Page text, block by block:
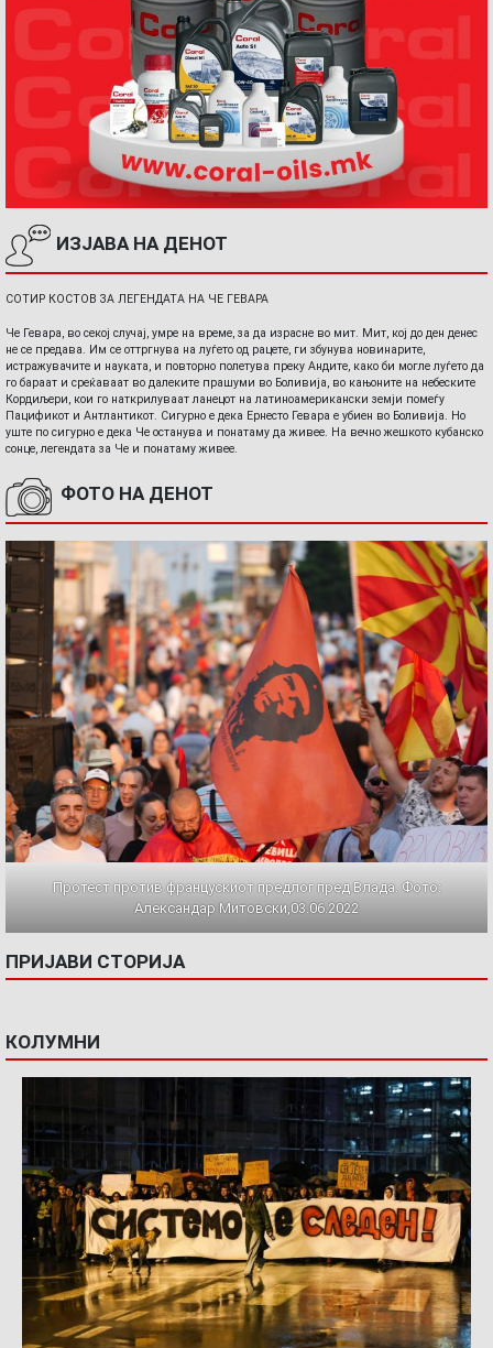
ИЗЈАВА НА ДЕНОТ
СОТИР КОСТОВ ЗА ЛЕГЕНДАТА НА ЧЕ ГЕВАРА
Че Гевара, во секој случај, умре на време, за да израсне во мит. Мит, кој до ден денес
не се предава. Им се оттргнува на луѓето од рацете, ги збунува новинарите,
истражувачите и науката, и повторно полетува преку Андите, како би могле луѓето да
го бараат и среќаваат во далеките прашуми во Боливија, во кањоните на небеските
Кордиљери, кои го наткрилуваат ланецот на латиноамерикански земји помеѓу
Пацификот и Антлантикот. Сигурно е дека Ернесто Гевара е убиен во Боливија. Но
уште по сигурно е дека Че останува и понатаму да живее. На вечно жешкото кубанско
сонце, легендата за Че и понатаму живее.
ФОТО НА ДЕНОТ
Протест против францускиот предлог пред Влада. Фото:
Александар Митовски,03.06.2022
ПРИЈАВИ СТОРИЈА
КОЛУМНИ